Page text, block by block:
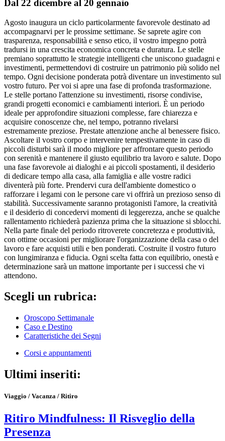
Dal 22 dicembre al 20 gennaio
Agosto inaugura un ciclo particolarmente favorevole destinato ad
accompagnarvi per le prossime settimane. Se saprete agire con
trasparenza, responsabilità e senso etico, il vostro impegno potrà
tradursi in una crescita economica concreta e duratura. Le stelle
premiano soprattutto le strategie intelligenti che uniscono guadagni e
investimenti, permettendovi di costruire un patrimonio più solido nel
tempo. Ogni decisione ponderata potrà diventare un investimento sul
vostro futuro. Per voi si apre una fase di profonda trasformazione.
Le stelle portano l'attenzione su investimenti, risorse condivise,
grandi progetti economici e cambiamenti interiori. È un periodo
ideale per approfondire situazioni complesse, fare chiarezza e
acquisire conoscenze che, nel tempo, potranno rivelarsi
estremamente preziose. Prestate attenzione anche al benessere fisico.
Ascoltare il vostro corpo e intervenire tempestivamente in caso di
piccoli disturbi sarà il modo migliore per affrontare questo periodo
con serenità e mantenere il giusto equilibrio tra lavoro e salute. Dopo
una fase favorevole ai dialoghi e ai piccoli spostamenti, il desiderio
di dedicare tempo alla casa, alla famiglia e alle vostre radici
diventerà più forte. Prendervi cura dell'ambiente domestico o
rafforzare i legami con le persone care vi offrirà un prezioso senso di
stabilità. Successivamente saranno protagonisti l'amore, la creatività
e il desiderio di concedervi momenti di leggerezza, anche se qualche
rallentamento richiederà pazienza prima che la situazione si sblocchi.
Nella parte finale del periodo ritroverete concretezza e produttività,
con ottime occasioni per migliorare l'organizzazione della casa o del
lavoro e fare acquisti utili e ben ponderati. Costruite il vostro futuro
con lungimiranza e fiducia. Ogni scelta fatta con equilibrio, onestà e
determinazione sarà un mattone importante per i successi che vi
attendono.
Scegli un rubrica:
Oroscopo Settimanale
Caso e Destino
Caratteristiche dei Segni
Corsi e appuntamenti
Ultimi inseriti:
Viaggio / Vacanza / Ritiro
Ritiro Mindfulness: Il Risveglio della
Presenza